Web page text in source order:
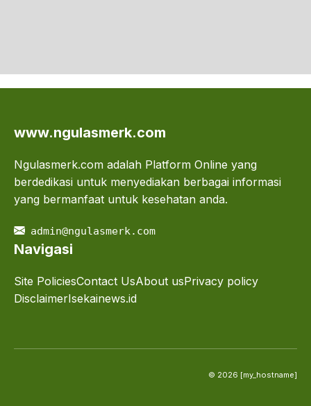
www.ngulasmerk.com
Ngulasmerk.com adalah Platform Online yang
berdedikasi untuk menyediakan berbagai informasi
yang bermanfaat untuk kesehatan anda.
admin@ngulasmerk.com
Navigasi
Site PoliciesContact UsAbout usPrivacy policy
DisclaimerIsekainews.id
© 2026 [my_hostname]